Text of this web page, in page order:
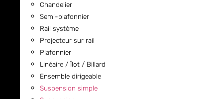
Chandelier
Semi-plafonnier
Rail système
Projecteur sur rail
Plafonnier
Linéaire / Îlot / Billard
Ensemble dirigeable
Suspension simple